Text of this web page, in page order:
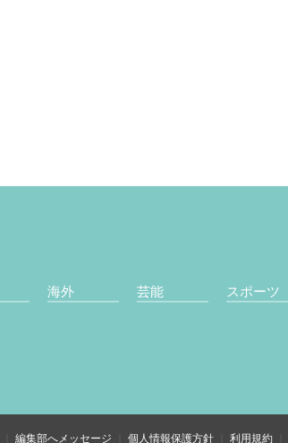
海外 芸能 スポーツ
編集部へメッセージ 個人情報保護方針 利用規約